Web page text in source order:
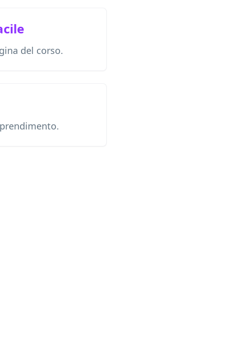
del corso.